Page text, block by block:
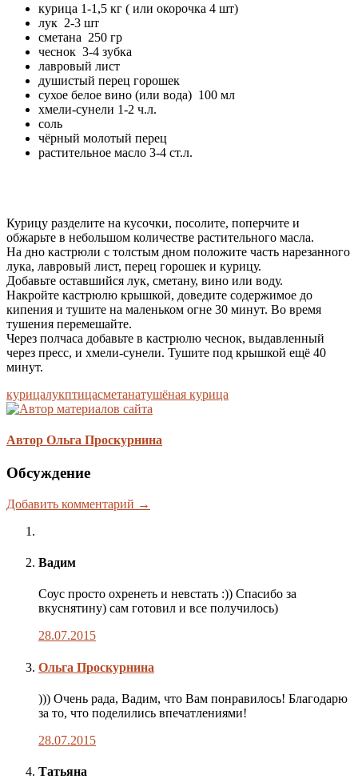
курица 1-1,5 кг ( или окорочка 4 шт)
лук 2-3 шт
сметана 250 гр
чеснок 3-4 зубка
лавровый лист
душистый перец горошек
сухое белое вино (или вода) 100 мл
хмели-сунели 1-2 ч.л.
соль
чёрный молотый перец
растительное масло 3-4 ст.л.
Курицу разделите на кусочки, посолите, поперчите и
обжарьте в небольшом количестве растительного масла.
На дно кастрюли с толстым дном положите часть нарезанного
лука, лавровый лист, перец горошек и курицу.
Добавьте оставшийся лук, сметану, вино или воду.
Накройте кастрюлю крышкой, доведите содержимое до
кипения и тушите на маленьком огне 30 минут. Во время
тушения перемешайте.
Через полчаса добавьте в кастрюлю чеснок, выдавленный
через пресс, и хмели-сунели. Тушите под крышкой ещё 40
минут.
курицалукптицасметанатушёная курица
Автор Ольга Проскурнина
Обсуждение
Добавить комментарий →
Вадим
Соус просто охренеть и невстать :)) Спасибо за
вкуснятину) сам готовил и все получилось)
28.07.2015
Комментарий
публикации
Ольга Проскурнина
))) Очень рада, Вадим, что Вам понравилось! Благодарю
за то, что поделились впечатлениями!
28.07.2015
Татьяна